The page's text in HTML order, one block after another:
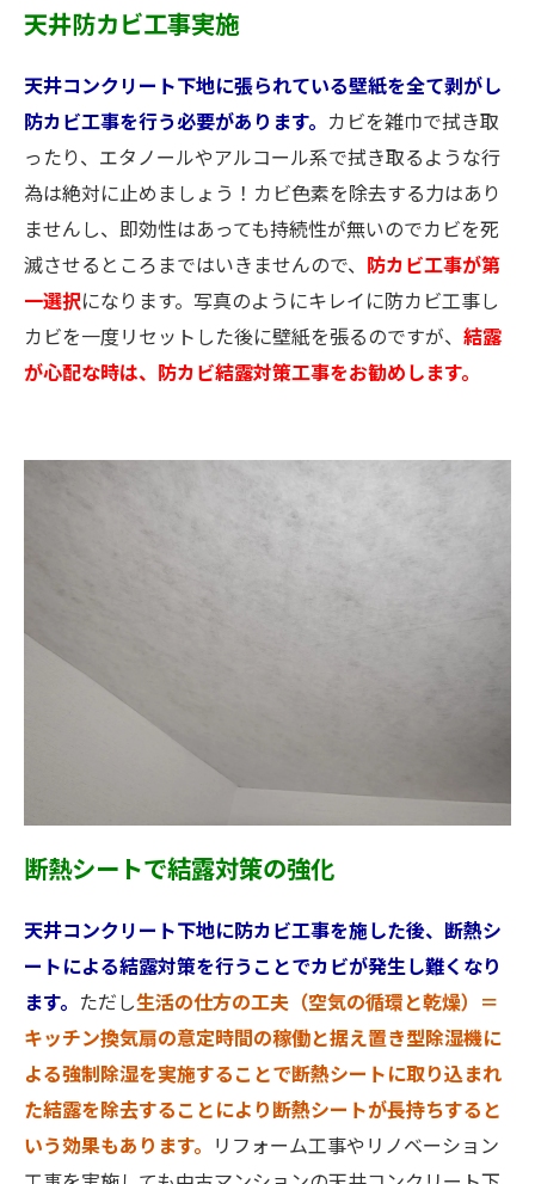
天井防カビ工事実施
天井コンクリート下地に張られている壁紙を全て剥がし
防カビ工事を行う必要があります。 カビを雑巾で拭き取
ったり、エタノールやアルコール系で拭き取るような行
為は絶対に止めましょう！カビ色素を除去する力はあり
ませんし、即効性はあっても持続性が無いのでカビを死
滅させるところまではいきませんので、 防カビ工事が第
一選択になります。写真のようにキレイに防カビ工事し
カビを一度リセットした後に壁紙を張るのですが、 結露
が心配な時は、防カビ結露対策工事をお勧めします。
断熱シートで結露対策の強化
天井コンクリート下地に防カビ工事を施した後、断熱シ
ートによる結露対策を行うことでカビが発生し難くなり
ます。 ただし生活の仕方の工夫（空気の循環と乾燥）＝
キッチン換気扇の意定時間の稼働と据え置き型除湿機に
よる強制除湿を実施することで断熱シートに取り込まれ
た結露を除去することにより断熱シートが長持ちすると
いう効果もあります。 リフォーム工事やリノベーション